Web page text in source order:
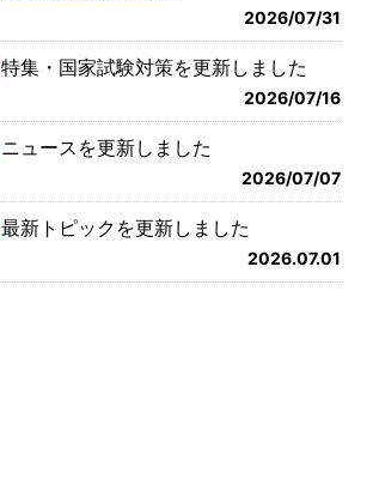
2026/07/31
特集・国家試験対策を更新しました
2026/07/16
ニュースを更新しました
2026/07/07
最新トピックを更新しました
2026.07.01